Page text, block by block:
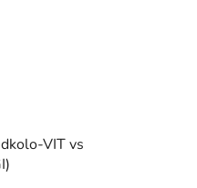
VIT vs